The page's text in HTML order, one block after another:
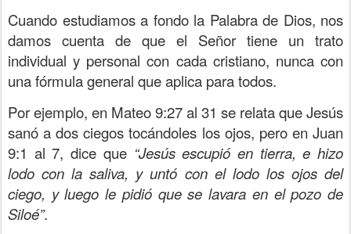
Cuando estudiamos a fondo la Palabra de Dios, nos
damos cuenta de que el Señor tiene un trato
individual y personal con cada cristiano, nunca con
una fórmula general que aplica para todos.
Por ejemplo, en Mateo 9:27 al 31 se relata que Jesús
sanó a dos ciegos tocándoles los ojos, pero en Juan
9:1 al 7, dice que “Jesús escupió en tierra, e hizo
lodo con la saliva, y untó con el lodo los ojos del
ciego, y luego le pidió que se lavara en el pozo de
Siloé”.